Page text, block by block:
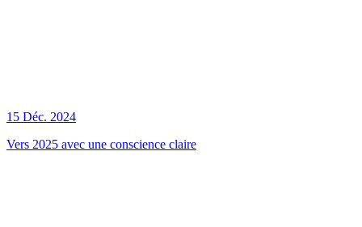
15 Déc. 2024
Vers 2025 avec une conscience claire